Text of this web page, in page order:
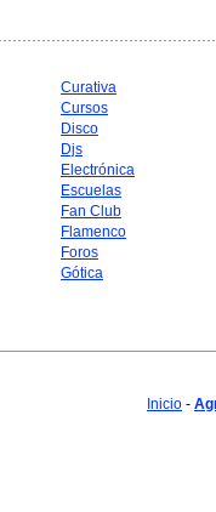
Curativa
Cursos
Disco
Djs
Electrónica
Escuelas
Fan Club
Flamenco
Foros
Gótica
Inicio -